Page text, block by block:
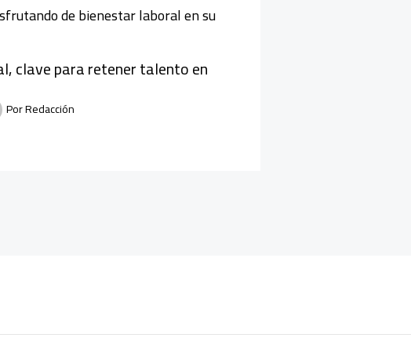
clave para retener talento en
PorRedacción